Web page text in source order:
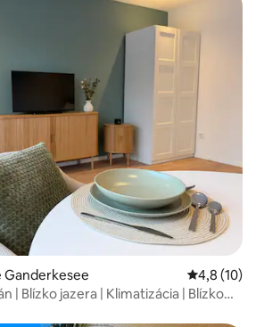
Priemerné
4,8 (10)
| Blízko jazera | Klimatizácia | Blízko